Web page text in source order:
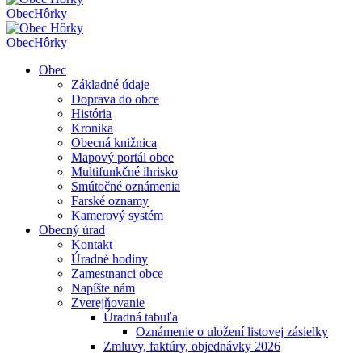
ObecHôrky
ObecHôrky
Obec
Základné údaje
Doprava do obce
História
Kronika
Obecná knižnica
Mapový portál obce
Multifunkčné ihrisko
Smútočné oznámenia
Farské oznamy
Kamerový systém
Obecný úrad
Kontakt
Úradné hodiny
Zamestnanci obce
Napíšte nám
Zverejňovanie
Úradná tabuľa
Oznámenie o uložení listovej zásielky
Zmluvy, faktúry, objednávky 2026